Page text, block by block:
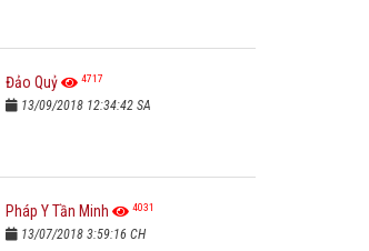
Đảo Quỷ 4717
13/09/2018 12:34:42 SA
Pháp Y Tần Minh 4031
13/07/2018 3:59:16 CH